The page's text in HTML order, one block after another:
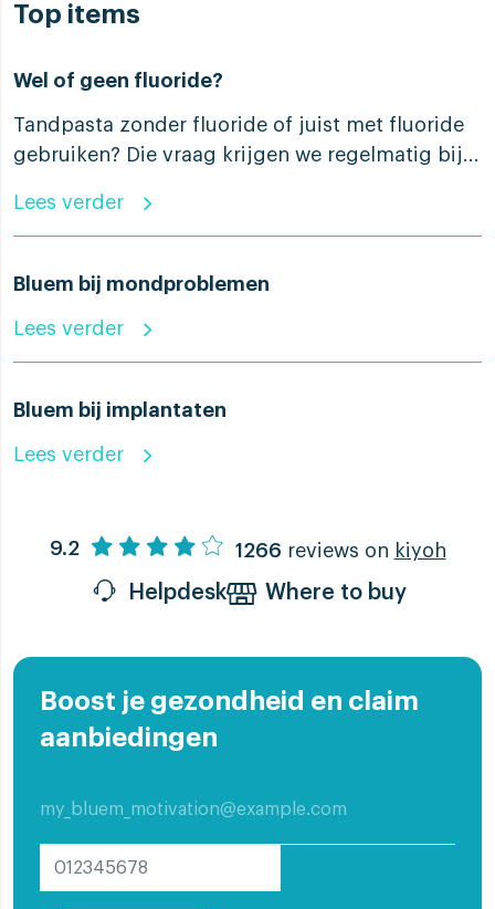
Top items
Wel of geen fluoride?
Tandpasta zonder fluoride of juist met fluoride
gebruiken? Die vraag krijgen we regelmatig bij...
Lees verder
Bluem bij mondproblemen
Lees verder
Bluem bij implantaten
Lees verder
9.2 1266 reviews on kiyoh
Helpdesk Where to buy
Boost je gezondheid en claim
aanbiedingen